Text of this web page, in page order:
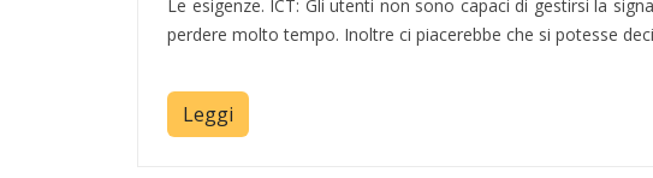
Le esigenze. ICT: Gli utenti non sono capaci di gestirsi la
perdere molto tempo. Inoltre ci piacerebbe che si potesse
Leggi